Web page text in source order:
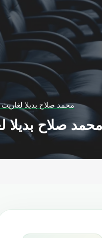
محمد صلاح بديلا
محمد صلاح بديلا